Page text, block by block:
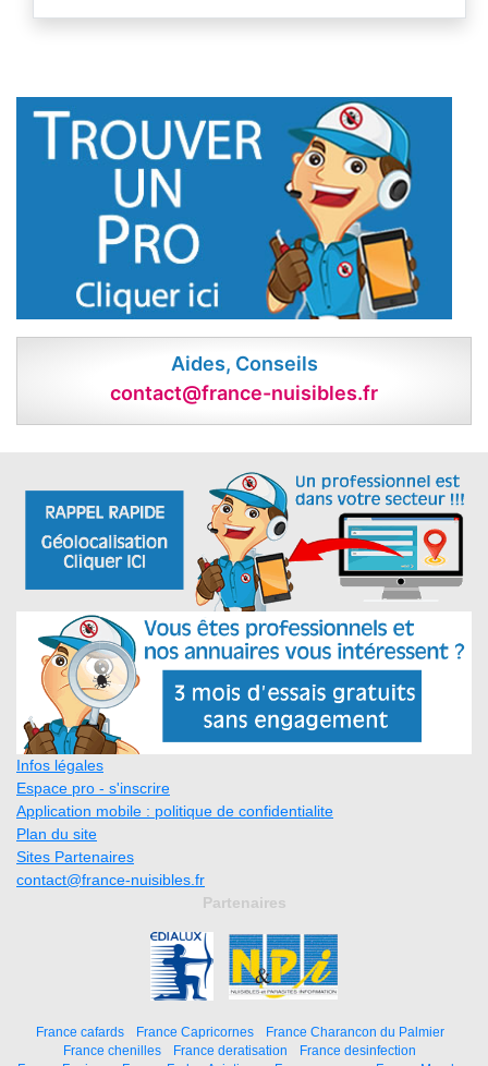
Aides, Conseils
contact@france-nuisibles.fr
Infos légales
Espace pro - s'inscrire
Application mobile : politique de confidentialite
Plan du site
Sites Partenaires
contact@france-nuisibles.fr
Partenaires
France cafards France Capricornes
France Charancon du Palmier
France chenilles
France deratisation
France desinfection